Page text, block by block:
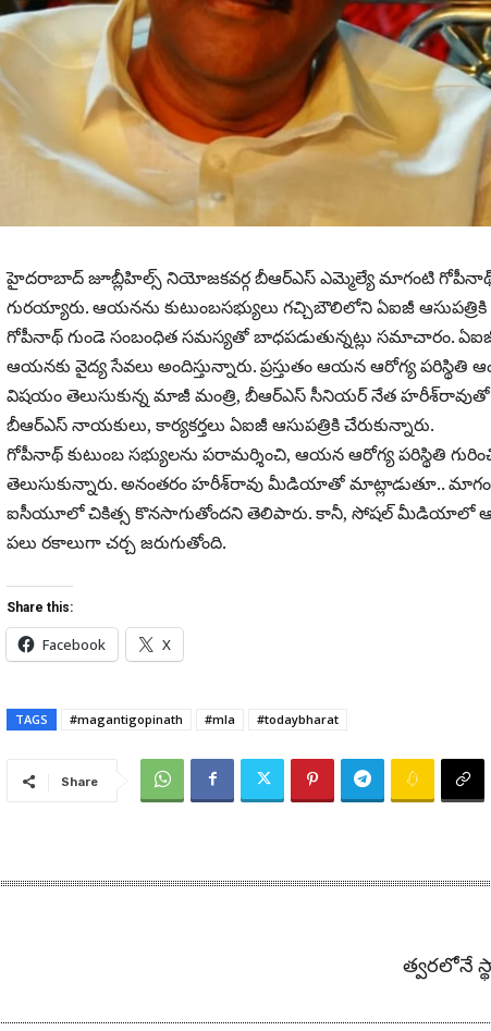
హైదరాబాద్ జూబ్లీహిల్స్ నియోజకవర్గ బీఆర్ఎస్ ఎమ్మెల్యే మాగంటి గోపీనాథ్
గురయ్యారు. ఆయ‌న‌ను కుటుంబసభ్యులు గచ్చిబౌలిలోని ఏఐజీ
గోపీనాథ్ గుండె సంబంధిత సమస్యతో బాధపడుతున్నట్లు సమాచారం. ఏఐజీ
ఆయనకు వైద్య సేవలు అందిస్తున్నారు. ప్రస్తుతం ఆయన ఆరోగ్య పరిస్థితి
విషయం తెలుసుకున్న మాజీ మంత్రి, బీఆర్ఎస్ సీనియర్ నేత హరీశ్‌రావుతో
బీఆర్ఎస్ నాయకులు, కార్యకర్తలు ఏఐజీ ఆసుపత్రికి చేరుకున్నారు.
గోపీనాథ్ కుటుంబ సభ్యులను పరామర్శించి, ఆయన ఆరోగ్య పరిస్థితి
తెలుసుకున్నారు. అనంతరం హరీశ్‌రావు మీడియాతో మాట్లాడుతూ.. మాగంటి
ఐసీయూలో చికిత్స కొనసాగుతోందని తెలిపారు. కానీ, సోష‌ల్ మీడియాలో
ప‌లు ర‌కాలుగా చ‌ర్చ జ‌రుగుతోంది.
Share this:
Facebook X
TAGS #magantigopinath #mla #todaybharat
Share
త్వ‌ర‌లోనే